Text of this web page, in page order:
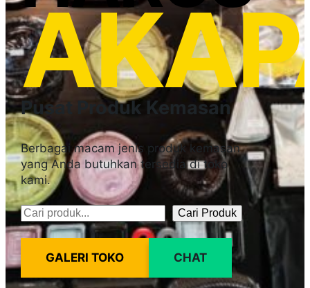
Pusat Produk Kemasan
Berbagai macam jenis produk kemasan
yang Anda butuhkan tersedia di toko
kami.
Pencarian Cari Produk
GALERI TOKO CHAT